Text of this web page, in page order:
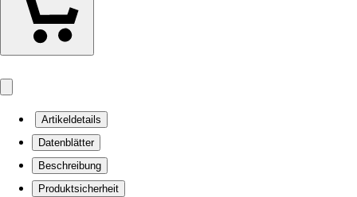
Artikeldetails
Datenblätter
Beschreibung
Produktsicherheit